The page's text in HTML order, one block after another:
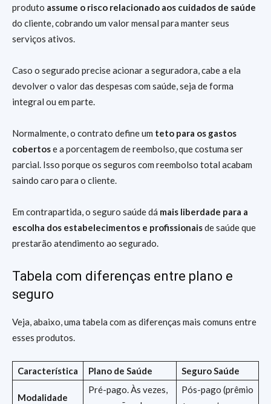
produto assume o risco relacionado aos cuidados de saúde
do cliente, cobrando um valor mensal para manter seus
serviços ativos.
Caso o segurado precise acionar a seguradora, cabe a ela
devolver o valor das despesas com saúde, seja de forma
integral ou em parte.
Normalmente, o contrato define um teto para os gastos
cobertose a porcentagem de reembolso, que costuma ser
parcial. Isso porque os seguros com reembolso total acabam
saindo caro para o cliente.
Em contrapartida, o seguro saúde dá mais liberdade para a
escolha dos estabelecimentos e profissionaisde saúde que
prestarão atendimento ao segurado.
Tabela com diferenças entre plano e
seguro
Veja, abaixo, uma tabela com as diferenças mais comuns entre
esses produtos.
Característica Plano de Saúde Seguro Saúde
Modalidade
Pré-pago. Às vezes,
Pós-pago (prêmio